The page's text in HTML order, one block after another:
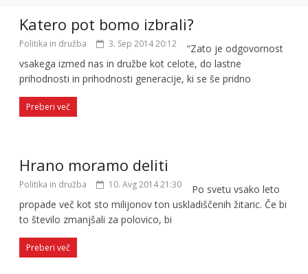
Katero pot bomo izbrali?
Politika in družba 3. Sep 2014 20:12
“Zato je odgovornost
vsakega izmed nas in družbe kot celote, do lastne
prihodnosti in prihodnosti generacije, ki se še pridno
Preberi več
Hrano moramo deliti
Politika in družba 10. Avg 2014 21:30
Po svetu vsako leto
propade več kot sto milijonov ton uskladiščenih žitaric. Če bi
to število zmanjšali za polovico, bi
Preberi več